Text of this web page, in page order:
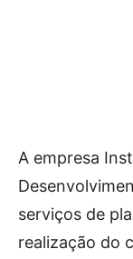
A empresa
serviços de
realização do